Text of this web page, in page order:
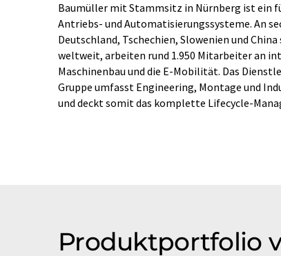
Baumüller mit Stammsitz in Nürnberg ist ein
Antriebs- und Automatisierungssysteme. An
Deutschland, Tschechien, Slowenien und
weltweit, arbeiten rund 1.950 Mitarbeiter an
Maschinenbau und die E-Mobilität. Das
Gruppe umfasst Engineering, Montage und
und deckt somit das komplette Lifecycle-
Produktportfolio